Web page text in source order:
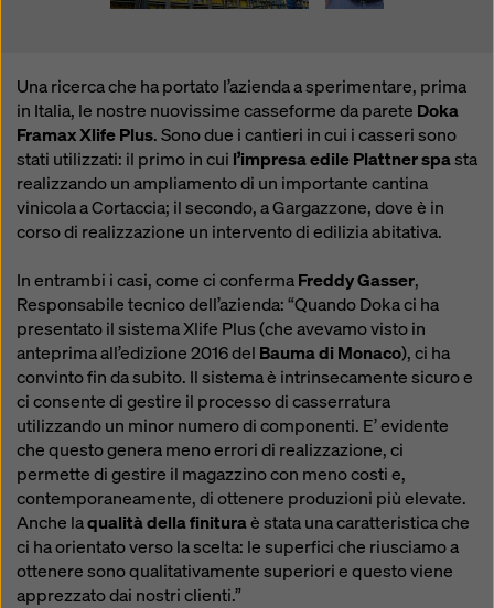
Una ricerca che ha portato l’azienda a sperimentare, prima
in Italia, le nostre nuovissime casseforme da parete Doka
Framax Xlife Plus. Sono due i cantieri in cui i casseri sono
stati utilizzati: il primo in cui l’impresa edile Plattner spasta
realizzando un ampliamento di un importante cantina
vinicola a Cortaccia; il secondo, a Gargazzone, dove è in
corso di realizzazione un intervento di edilizia abitativa.
In entrambi i casi, come ci confermaFreddy Gasser,
Responsabile tecnico dell’azienda: “Quando Doka ci ha
presentato il sistema Xlife Plus (che avevamo visto in
anteprima all’edizione 2016 del Bauma di Monaco), ci ha
convinto fin da subito. Il sistema è intrinsecamente sicuro e
ci consente di gestire il processo di casserratura
utilizzando un minor numero di componenti. E’ evidente
che questo genera meno errori di realizzazione, ci
permette di gestire il magazzino con meno costi e,
contemporaneamente, di ottenere produzioni più elevate.
Anche laqualità della finituraè stata una caratteristica che
ci ha orientato verso la scelta: le superfici che riusciamo a
ottenere sono qualitativamente superiori e questo viene
apprezzato dai nostri clienti.”